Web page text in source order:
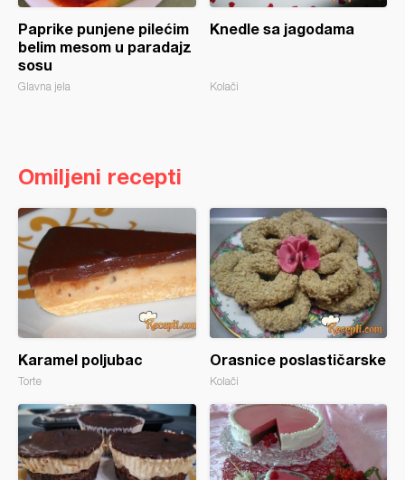
Paprike punjene pilećim
belim mesom u paradajz
sosu
Glavna jela
Knedle sa jagodama
Kolači
Omiljeni recepti
Karamel poljubac
Torte
Orasnice poslastičarske
Kolači